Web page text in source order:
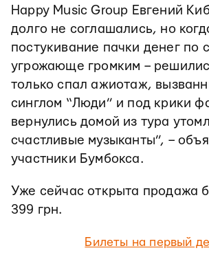
Happy Music Group Евгений
долго не соглашались, но
постукивание пачки денег по
угрожающе громким –
только спал ажиотаж,
синглом “Люди” и под крики
вернулись домой из тура
счастливые музыканты”, –
участники Бумбокса.
Уже сейчас открыта продажа
399 грн.
Билеты на первый